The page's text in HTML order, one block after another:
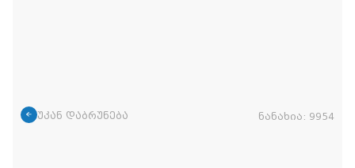
უკან დაბრუნება ნანახია: 9954